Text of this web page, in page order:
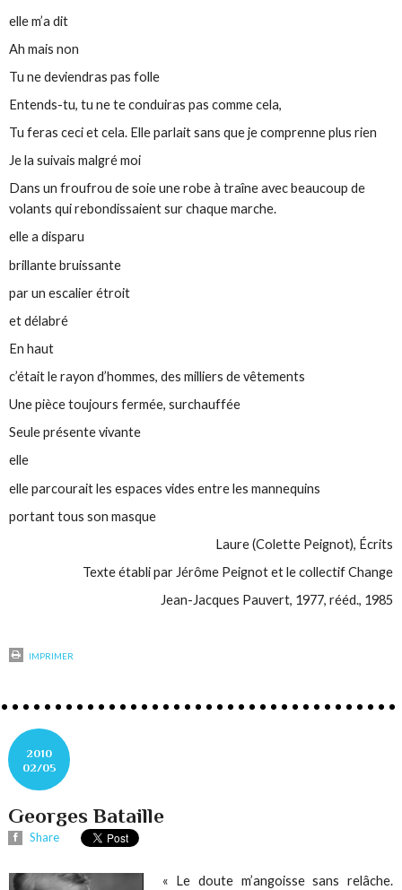
elle m’a dit
Ah mais non
Tu ne deviendras pas folle
Entends-tu, tu ne te conduiras pas comme cela,
Tu feras ceci et cela. Elle parlait sans que je comprenne plus rien
Je la suivais malgré moi
Dans un froufrou de soie une robe à traîne avec beaucoup de
volants qui rebondissaient sur chaque marche.
elle a disparu
brillante bruissante
par un escalier étroit
et délabré
En haut
c’était le rayon d’hommes, des milliers de vêtements
Une pièce toujours fermée, surchauffée
Seule présente vivante
elle
elle parcourait les espaces vides entre les mannequins
portant tous son masque
Laure (Colette Peignot), Écrits
Texte établi par Jérôme Peignot et le collectif Change
Jean-Jacques Pauvert, 1977, rééd., 1985
IMPRIMER
2010
02/05
Georges Bataille
Share
« Le doute m’angoisse sans relâche.